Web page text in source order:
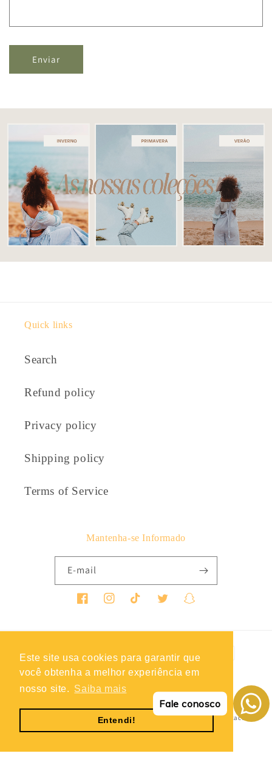
Este site usa cookies para garantir que
você obtenha a melhor experiência em
nosso site. Saiba mais
Entendi!
Enviar
Quick links
Search
Refund policy
Privacy policy
Shipping policy
Terms of Service
Mantenha-se Informado
E-mail
FacebookInstagramTikTokTwitterSnapchat
de
Política de reembolso Política de privacidade
Política de envio Informações de contacto
Fale conosco